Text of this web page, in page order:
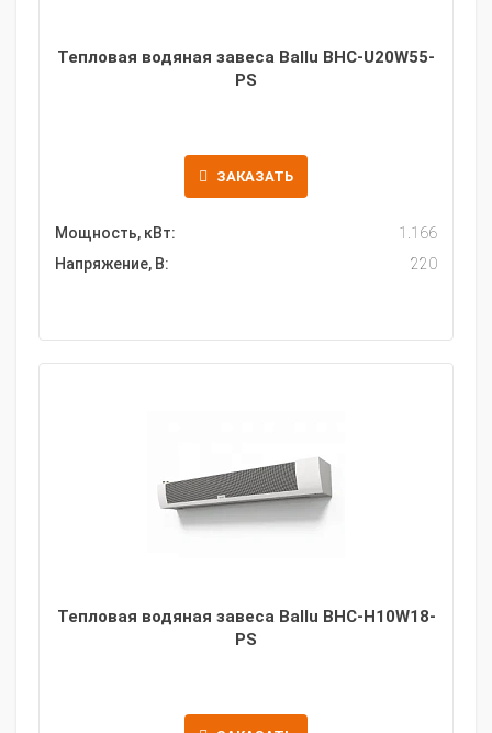
Тепловая водяная завеса Ballu BHC-U20W55-
PS
ЗАКАЗАТЬ
Мощность, кВт:
1.166
Напряжение, В:
220
Тепловая водяная завеса Ballu BHC-H10W18-
PS